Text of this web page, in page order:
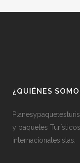
¿QUIÉNES
y paquetes
internacionalesIslas.